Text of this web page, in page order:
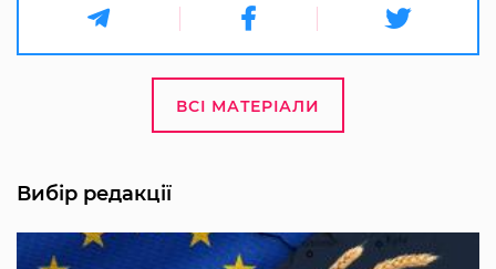
ВСІ МАТЕРІАЛИ
Вибір редакції